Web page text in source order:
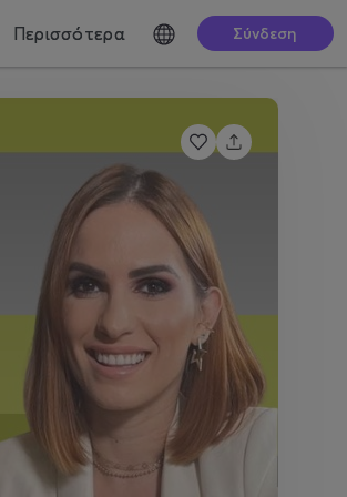
Περισσότερα Σύνδεση